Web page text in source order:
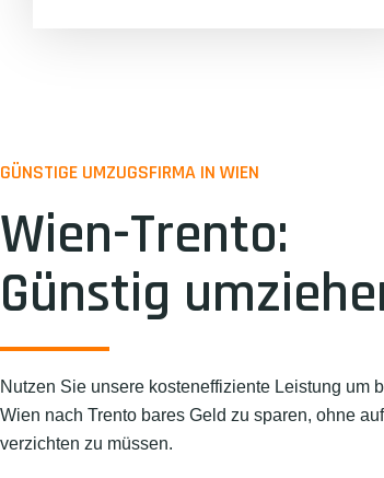
GÜNSTIGE UMZUGSFIRMA IN WIEN
Wien-Trento:
Günstig
Nutzen Sie unsere kosteneffiziente Leistung um
Wien nach Trento bares Geld zu sparen, ohne auf
verzichten zu müssen.